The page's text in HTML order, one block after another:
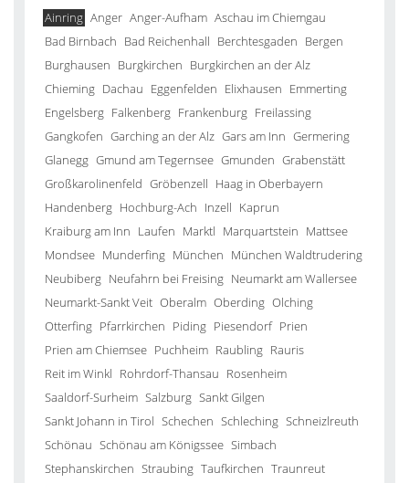
Ainring Anger Anger-Aufham Aschau im Chiemgau
Bad Birnbach Bad Reichenhall Berchtesgaden Bergen
Burghausen Burgkirchen Burgkirchen an der Alz
Chieming Dachau Eggenfelden Elixhausen Emmerting
Engelsberg Falkenberg Frankenburg Freilassing
Gangkofen Garching an der Alz Gars am Inn Germering
Glanegg Gmund am Tegernsee Gmunden Grabenstätt
Großkarolinenfeld Gröbenzell Haag in Oberbayern
Handenberg Hochburg-Ach Inzell Kaprun
Kraiburg am Inn Laufen Marktl Marquartstein Mattsee
Mondsee Munderfing München München Waldtrudering
Neubiberg Neufahrn bei Freising Neumarkt am Wallersee
Neumarkt-Sankt Veit Oberalm Oberding Olching
Otterfing Pfarrkirchen Piding Piesendorf Prien
Prien am Chiemsee Puchheim Raubling Rauris
Reit im Winkl Rohrdorf-Thansau Rosenheim
Saaldorf-Surheim Salzburg Sankt Gilgen
Sankt Johann in Tirol Schechen Schleching Schneizlreuth
Schönau Schönau am Königssee Simbach
Stephanskirchen Straubing Taufkirchen Traunreut